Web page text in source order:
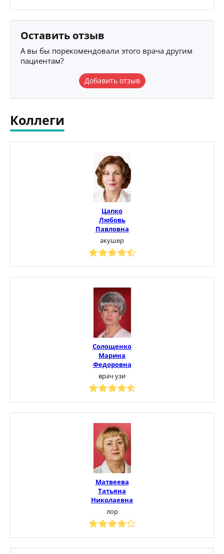
Оставить отзыв
А вы бы порекомендовали этого врача другим
пациентам?
Добавить отзыв
Коллеги
Цапко
Любовь
Павловна
акушер
Солощенко
Марина
Федоровна
врач узи
Матвеева
Татьяна
Николаевна
лор